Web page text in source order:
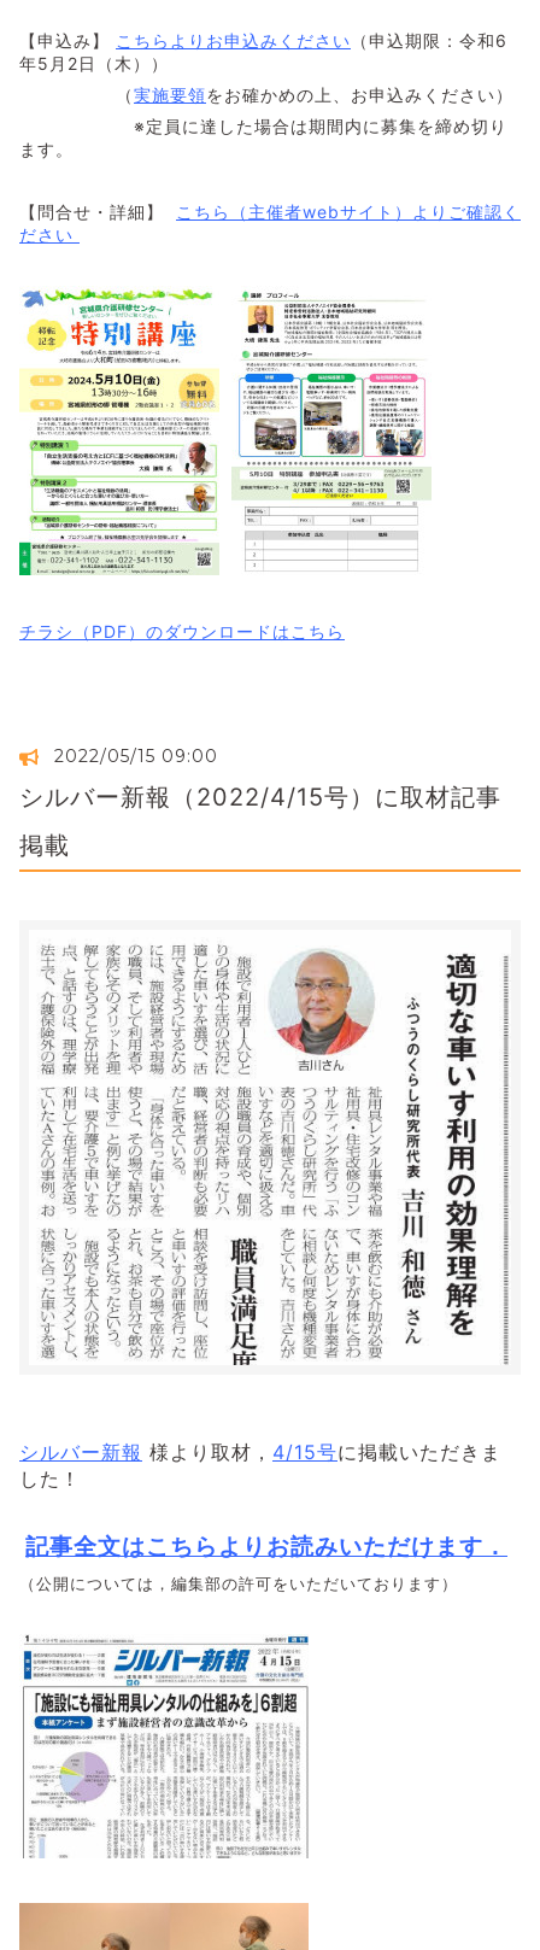
【申込み】 こちらよりお申込みください （申込期限：令和6
年5月2日（木））
（実施要領をお確かめの上、お申込みください）
※定員に達した場合は期間内に募集を締め切り
ます。
【問合せ・詳細】
こちら（主催者webサイト）よりご確認く
ださい
チラシ（PDF）のダウンロードはこちら
2022/05/15 09:00
シルバー新報（2022/4/15号）に取材記事
掲載
シルバー新報 様より取材， 4/15号に掲載いただきま
した！
記事全文はこちらよりお読みいただけます．
（公開については，編集部の許可をいただいております）